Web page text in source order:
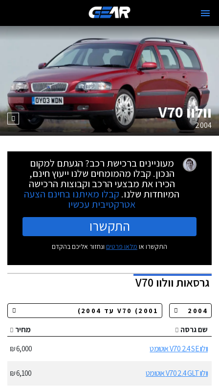
וולוו V70
2004
מעוניינים ברכישת רכב? הגעתם למקום
הנכון. קבלו מהמומחים שלנו ייעוץ חינם,
הכירו את מבצעי הרכב וקבוצות הרכישה
המיוחדות שלנו. קבלו מאיתנו בחינם הצעה
אטרקטיבית עכשיו
התקשרו
התקשרו או מלאו פרטים ונחזור אליכם בהקדם
גרסאותוולוו V70
שם גרסה
מחיר
וולוו V70 2.4 SE אוטומט
6,000 ₪
וולוו V70 2.4 GLT אוטומט 6,100 ₪